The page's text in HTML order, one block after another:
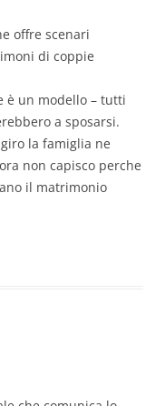
offre scenari
di coppie
è un modello – tutti
a sposarsi.
la famiglia ne
non capisco perche
il matrimonio